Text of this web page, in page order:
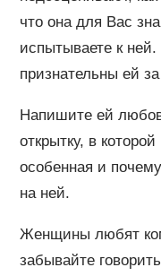
что она для Вас
испытываете к
признательны ей
Напишите ей
открытку, в
особенная и
на ней.
Женщины любят
забывайте